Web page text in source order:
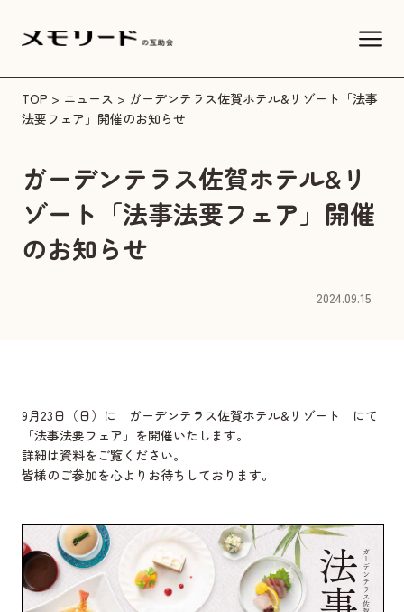
TOP > ニュース > ガーデンテラス佐賀ホテル&リゾート「法事
法要フェア」開催のお知らせ
ガーデンテラス佐賀ホテル&リ
ゾート「法事法要フェア」開催
のお知らせ
2024.09.15
9月23日（日）に ガーデンテラス佐賀ホテル&リゾート にて
「法事法要フェア」を開催いたします。
詳細は資料をご覧ください。
皆様のご参加を心よりお待ちしております。